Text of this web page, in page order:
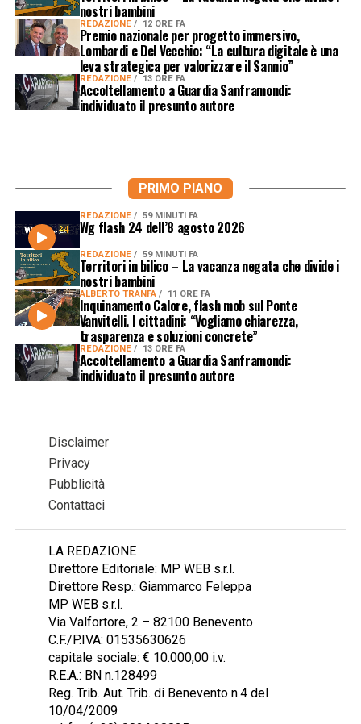
nostri bambini
REDAZIONE 12 ORE FA
Premio nazionale per progetto immersivo,
Lombardi e Del Vecchio: “La cultura digitale è una
leva strategica per valorizzare il Sannio”
REDAZIONE 13 ORE FA
Accoltellamento a Guardia Sanframondi:
individuato il presunto autore
PRIMO PIANO
REDAZIONE 59 MINUTI FA
Wg flash 24 dell’8 agosto 2026
REDAZIONE 59 MINUTI FA
Territori in bilico – La vacanza negata che divide i
nostri bambini
ALBERTO TRANFA 11 ORE FA
Inquinamento Calore, flash mob sul Ponte
Vanvitelli. I cittadini: “Vogliamo chiarezza,
trasparenza e soluzioni concrete”
REDAZIONE 13 ORE FA
Accoltellamento a Guardia Sanframondi:
individuato il presunto autore
Disclaimer
Privacy
Pubblicità
Contattaci
LA REDAZIONE
Direttore Editoriale: MP WEB s.r.l.
Direttore Resp.: Giammarco Feleppa
MP WEB s.r.l.
Via Valfortore, 2 – 82100 Benevento
C.F./P.IVA: 01535630626
capitale sociale: € 10.000,00 i.v.
R.E.A.: BN n.128499
Reg. Trib. Aut. Trib. di Benevento n.4 del
10/04/2009